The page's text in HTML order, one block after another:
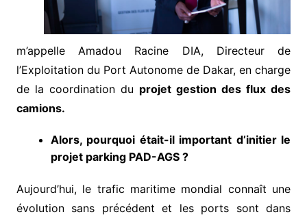
m’appelle Amadou Racine DIA, Directeur de
l’Exploitation du Port Autonome de Dakar, en charge
de la coordination du projet gestion des flux des
camions.
Alors, pourquoi était-il important d’initier le
projet parking PAD-AGS ?
Aujourd’hui, le trafic maritime mondial connaît une
évolution sans précédent et les ports sont dans